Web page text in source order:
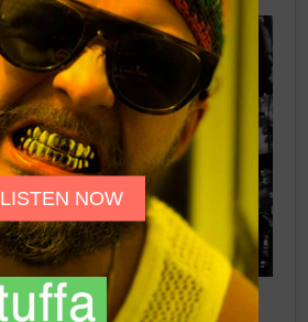
LISTEN NOW